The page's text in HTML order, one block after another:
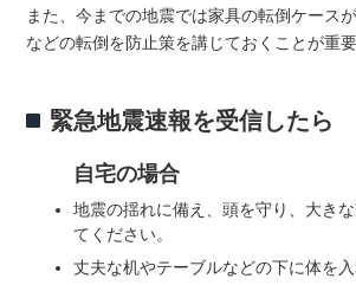
また、今までの地震では家具の転倒ケース
などの転倒を防止策を講じておくことが重要
緊急地震速報を受信したら
自宅の場合
地震の揺れに備え、頭を守り、大き
てください。
丈夫な机やテーブルなどの下に体を入